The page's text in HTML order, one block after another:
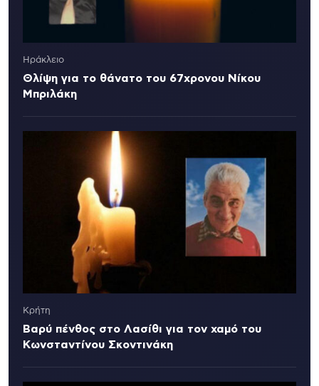
Ηράκλειο
Θλίψη για το θάνατο του 67χρονου Νίκου
Μπριλάκη
Κρήτη
Βαρύ πένθος στο Λασίθι για τον χαμό του
Κωνσταντίνου Σκοντινάκη